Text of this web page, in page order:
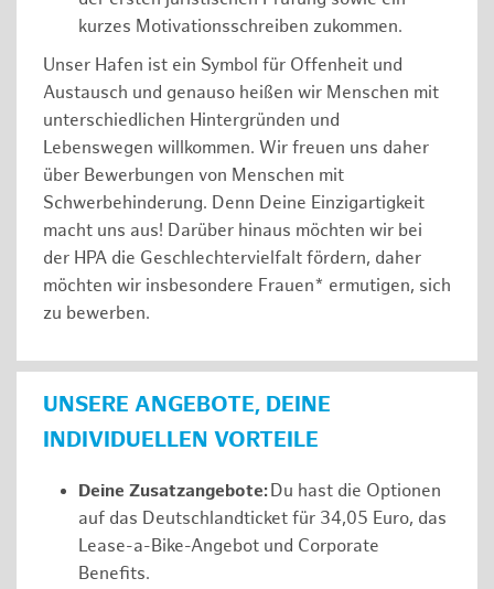
kurzes Motivationsschreiben zukommen.
Unser Hafen ist ein Symbol für Offenheit und
Austausch und genauso heißen wir Menschen mit
unterschiedlichen Hintergründen und
Lebenswegen willkommen. Wir freuen uns daher
über Bewerbungen von Menschen mit
Schwerbehinderung. Denn Deine Einzigartigkeit
macht uns aus! Darüber hinaus möchten wir bei
der HPA die Geschlechtervielfalt fördern, daher
möchten wir insbesondere Frauen* ermutigen, sich
zu bewerben.
UNSERE ANGEBOTE, DEINE
INDIVIDUELLEN VORTEILE
Deine Zusatzangebote: Du hast die Optionen
auf das Deutschlandticket für 34,05 Euro, das
Lease-a-Bike-Angebot und Corporate
Benefits.